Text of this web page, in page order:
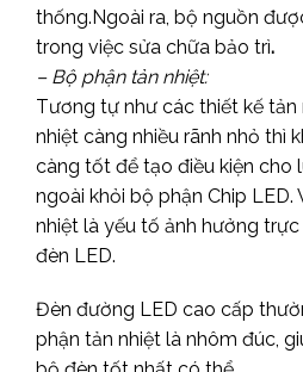
thống.Ngoài ra, bộ nguồn
trong việc sửa chữa bảo trì.
– Bộ phận tản nhiệt:
Tương tự như các thiết kế tản
nhiệt càng nhiều rãnh nhỏ thì
càng tốt để tạo điều kiện cho
ngoài khỏi bộ phận Chip LED.
nhiệt là yếu tố ảnh hưởng
đèn LED.
Đèn đường LED cao cấp
phận tản nhiệt là nhôm đúc,